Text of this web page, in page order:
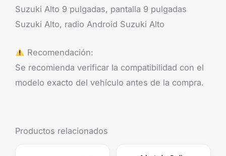
Suzuki Alto 9 pulgadas, pantalla 9 pulgadas
Suzuki Alto, radio Android Suzuki Alto
Recomendación:
Se recomienda verificar la compatibilidad con el
modelo exacto del vehículo antes de la compra.
Productos relacionados